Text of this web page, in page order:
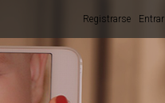
Registrarse Entrar